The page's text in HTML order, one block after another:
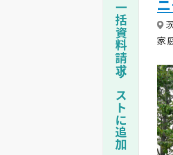
家
一括資料請求リストに追加